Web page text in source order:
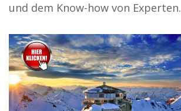
und dem Know-how von Experten.